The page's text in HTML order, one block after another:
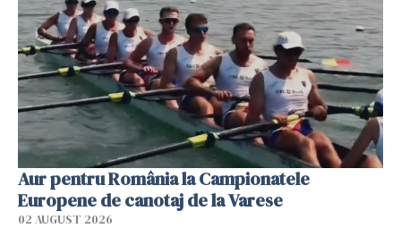
Aur pentru România la Campionatele
Europene de canotaj de la Varese
02 AUGUST 2026